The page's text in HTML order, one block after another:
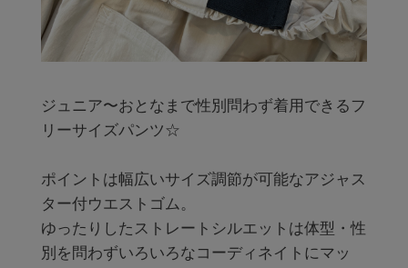
ジュニア〜おとなまで性別問わず着用できるフ
リーサイズパンツ☆
ポイントは幅広いサイズ調節が可能なアジャス
ター付ウエストゴム。
ゆったりしたストレートシルエットは体型・性
別を問わずいろいろなコーディネイトにマッ